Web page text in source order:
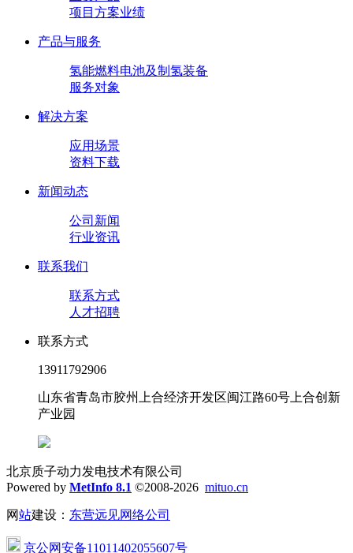
项目方案业绩
产品与服务
氢能燃料电池及制氢装备
服务对象
解决方案
应用场景
资料下载
新闻动态
公司新闻
行业资讯
联系我们
联系方式
人才招聘
联系方式
13911792906
山东省青岛市胶州上合经济开发区闽江路60号上合创新
产业园
北京质子动力发电技术有限公司
Powered by MetInfo 8.1 ©2008-2026 mituo.cn
网站建设： 东营远见网络公司
京公网安备11011402055607号